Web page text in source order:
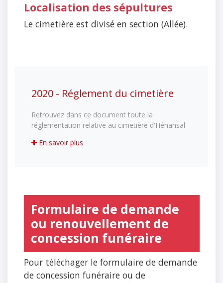
Localisation des sépultures
Le cimetière est divisé en section (Allée).
2020 - Réglement du cimetière
Retrouvez dans ce document toute la
réglementation relative au cimetière d'Hénansal
En savoir plus
Formulaire de demande
ou renouvellement de
concession funéraire
Pour téléchager le formulaire de demande
de concession funéraire ou de